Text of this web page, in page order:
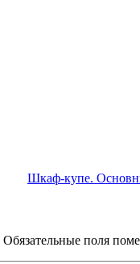
Шкаф-купе.
Обязательные поля